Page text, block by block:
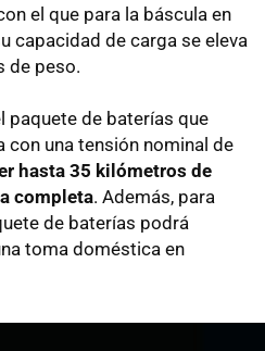
el que para la báscula en
capacidad de carga se eleva
de peso.
paquete de baterías que
con una tensión nominal de
hasta 35 kilómetros de
completa. Además, para
de baterías podrá
toma doméstica en